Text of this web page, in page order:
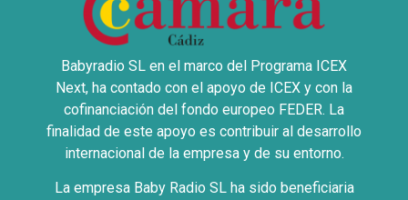
Babyradio SL en el marco del Programa ICEX
Next, ha contado con el apoyo de ICEX y con la
cofinanciación del fondo europeo FEDER. La
finalidad de este apoyo es contribuir al desarrollo
internacional de la empresa y de su entorno.
La empresa Baby Radio SL ha sido beneficiaria